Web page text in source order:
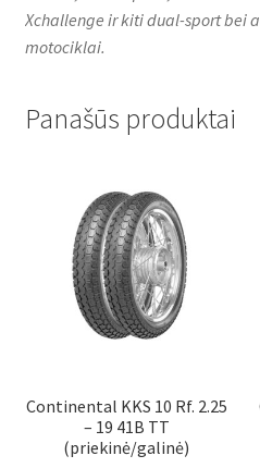
Xchallenge ir kiti dual-sport bei
motociklai.
Panašūs produktai
Continental KKS 10 Rf. 2.25
– 19 41B TT
(priekinė/galinė)